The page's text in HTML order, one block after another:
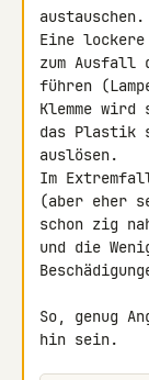
austauschen.
Eine
zum Ausfall
führen
Klemme
das Plastik
auslösen.
Im
(aber eher
schon zig
und die
So, genug
hin sein.